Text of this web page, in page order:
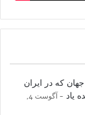
که در ایران
یاد
آگوست 4,